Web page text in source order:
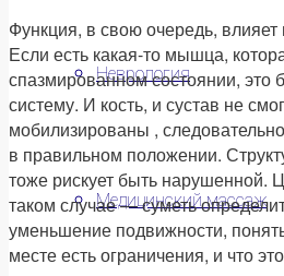
Неврология
Медицинский массаж
Функция, в свою очередь, влияет
Если есть какая-то мышца,
спазмированном состоянии, это
систему. И кость, и сустав не
мобилизированы ,
в правильном положении.
тоже рискует быть нарушенной.
таком случае — суметь
уменьшение подвижности,
месте есть ограничения, и что